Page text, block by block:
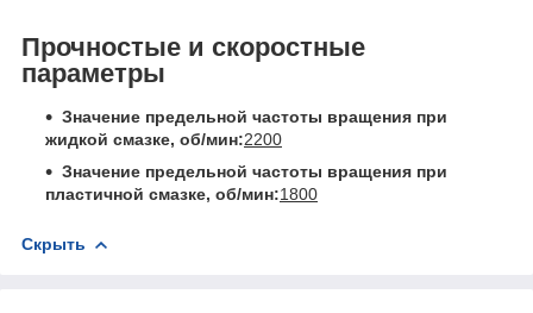
Прочностые и скоростные
параметры
Значение предельной частоты вращения при
жидкой смазке, об/мин:2200
Значение предельной частоты вращения при
пластичной смазке, об/мин:1800
Скрыть